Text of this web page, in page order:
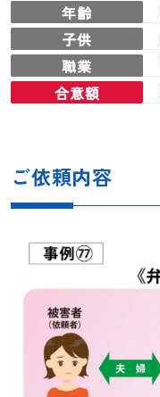
年齢
子供
職業
合意額
ご依頼内容